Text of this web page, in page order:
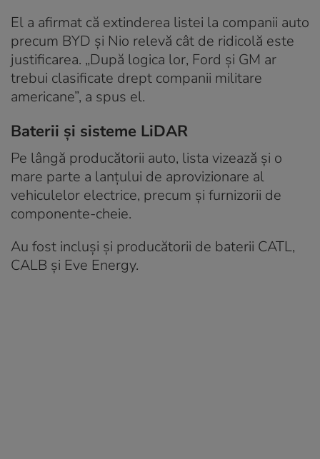
El a afirmat că extinderea listei la companii auto
precum BYD și Nio relevă cât de ridicolă este
justificarea. „După logica lor, Ford și GM ar
trebui clasificate drept companii militare
americane”, a spus el.
Baterii și sisteme LiDAR
Pe lângă producătorii auto, lista vizează și o
mare parte a lanțului de aprovizionare al
vehiculelor electrice, precum și furnizorii de
componente-cheie.
Au fost incluși și producătorii de baterii CATL,
CALB și Eve Energy.